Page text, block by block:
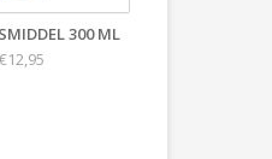
300 ML
€12,95